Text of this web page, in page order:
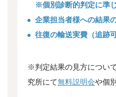
※個別診断的判定に準
企業担当者様への結果
往復の輸送実費（追跡
※判定結果の見方につい
究所にて無料説明会や個